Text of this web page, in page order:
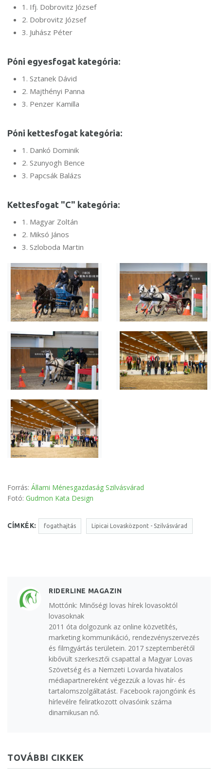
1. Ifj. Dobrovitz József
2. Dobrovitz József
3. Juhász Péter ⠀
Póni egyesfogat kategória:
1. Sztanek Dávid
2. Majthényi Panna
3. Penzer Kamilla
Póni kettesfogat kategória:
1. Dankó Dominik
2. Szunyogh Bence
3. Papcsák Balázs
Kettesfogat "C" kategória:
1. Magyar Zoltán
2. Miksó János
3. Szloboda Martin
Forrás: Állami Ménesgazdaság Szilvásvárad
Fotó: Gudmon Kata Design
CÍMKÉK: fogathajtás Lipicai Lovasközpont - Szilvásvárad
RIDERLINE MAGAZIN
Mottónk: Minőségi lovas hírek lovasoktól
lovasoknak
2011 óta dolgozunk az online közvetítés,
marketing kommunikáció, rendezvényszervezés
és filmgyártás területein. 2017 szeptemberétől
kibővült szerkesztői csapattal a Magyar Lovas
Szövetség és a Nemzeti Lovarda hivatalos
médiapartnereként végezzük a lovas hír- és
tartalomszolgáltatást. Facebook rajongóink és
hírlevélre feliratkozott olvasóink száma
dinamikusan nő.
TOVÁBBI CIKKEK